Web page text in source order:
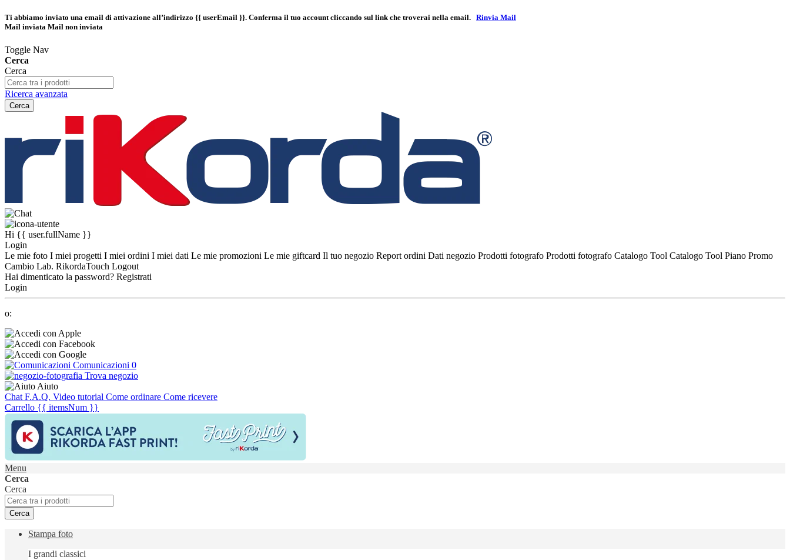
Ti abbiamo inviato una email di attivazione all’indirizzo {{ userEmail }}. Conferma il tuo account cliccando sul link che troverai nella email. Rinvia Mail
Mail inviata Mail non inviata
Toggle Nav
Cerca
Cerca
Ricerca avanzata
Cerca
Hi {{ user.fullName }}
Login
Le mie foto I miei progetti I miei ordini I miei dati Le mie promozioni Le mie giftcard Il tuo negozio Report ordini Dati negozio Prodotti fotografo Prodotti fotografo Catalogo Tool Catalogo Tool Piano Promo
Cambio Lab. RikordaTouch Logout
Hai dimenticato la password? Registrati
Login
o:
Comunicazioni 0
Trova negozio
Aiuto
Chat F.A.Q. Video tutorial Come ordinare Come ricevere
Carrello {{ itemsNum }}
Menu
Cerca
Cerca
Cerca
Stampa foto
I grandi classici